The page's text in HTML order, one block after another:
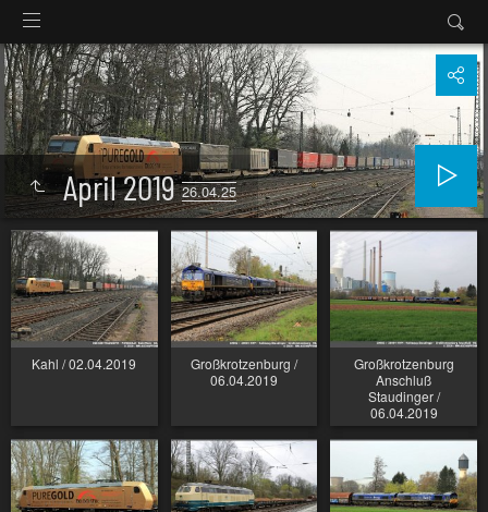
April 201926.04.25
Kahl / 02.04.2019
Großkrotzenburg /
06.04.2019
Großkrotzenburg
Anschluß
Staudinger /
06.04.2019